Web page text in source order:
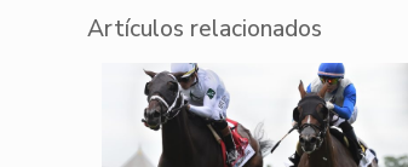
Artículos relacionados